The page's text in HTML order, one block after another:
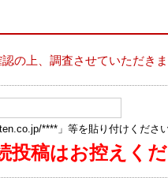
の上、調査させていただきま
****」等を貼り付けくださ
稿はお控えくだ